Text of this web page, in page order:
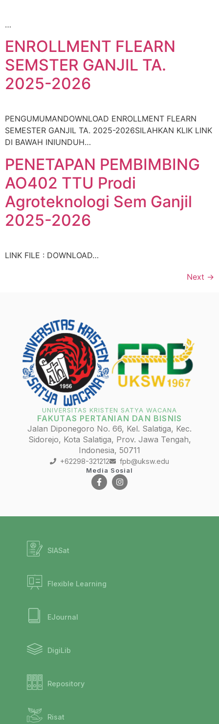
…
ENROLLMENT FLEARN
SEMSTER GANJIL TA.
2025-2026
PENGUMUMANDOWNLOAD ENROLLMENT FLEARN
SEMESTER GANJIL TA. 2025-2026SILAHKAN KLIK LINK
DI BAWAH INIUNDUH…
PENETAPAN PEMBIMBING
AO402 TTU Prodi
Agroteknologi Sem Ganjil
2025-2026
LINK FILE : DOWNLOAD…
Next →
UNIVERSITAS KRISTEN SATYA WACANA
FAKUTAS PERTANIAN DAN BISNIS
Jalan Diponegoro No. 66, Kel. Salatiga, Kec.
Sidorejo, Kota Salatiga, Prov. Jawa Tengah,
Indonesia, 50711
+62298-321212 fpb@uksw.edu
Media Sosial
SIASat
Flexible Learning
EJournal
DigiLib
Repository
Risat